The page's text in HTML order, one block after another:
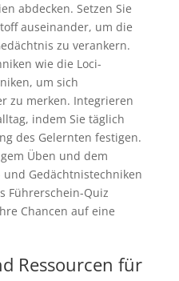
abdecken. Setzen Sie
auseinander, um die
zu verankern.
wie die Loci-
um sich
zu merken. Integrieren
indem Sie täglich
des Gelernten festigen.
Üben und dem
Gedächtnistechniken
Führerschein-Quiz
Chancen auf eine
Ressourcen für